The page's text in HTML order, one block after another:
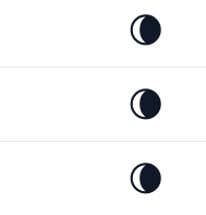
🌘
🌘
🌘